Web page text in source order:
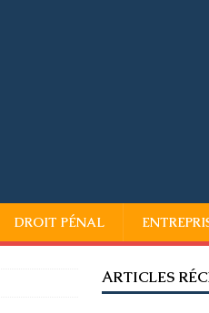
DROIT PÉNAL
ARTICLES